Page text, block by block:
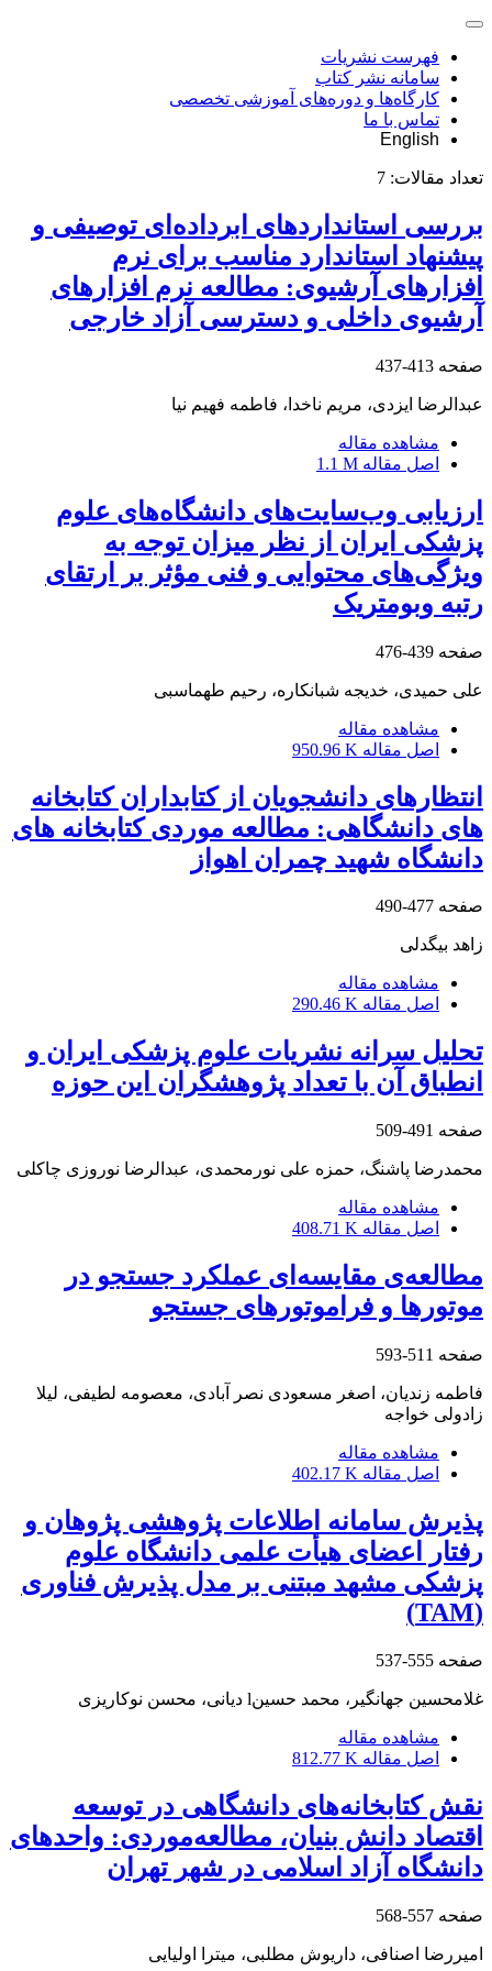
فهرست نشریات
سامانه نشر کتاب
کارگاه‌ها و دوره‌های آموزشی تخصصی
تماس با ما
English
تعداد مقالات: 7
بررسی استانداردهای ابرداده‌ای توصیفی و
پیشنهاد استاندارد مناسب برای نرم
افزارهای آرشیوی: مطالعه نرم افزارهای
آرشیوی داخلی و دسترسی آزاد خارجی
صفحه 413-437
عبدالرضا ایزدی، مریم ناخدا، فاطمه فهیم نیا
مشاهده مقاله
اصل مقاله 1.1 M
ارزیابی وب‌سایت‌های دانشگاه‌های علوم
پزشکی ایران از نظر میزان توجه به
ویژگی‌های محتوایی و فنی مؤثر بر ارتقای
رتبه وبومتریک
صفحه 439-476
علی حمیدی، خدیجه شبانکاره، رحیم طهماسبی
مشاهده مقاله
اصل مقاله 950.96 K
انتظارهای دانشجویان از کتابداران کتابخانه
های دانشگاهی: مطالعه موردی کتابخانه های
دانشگاه شهید چمران اهواز
صفحه 477-490
زاهد بیگدلی
مشاهده مقاله
اصل مقاله 290.46 K
تحلیل سرانه نشریات علوم پزشکی ایران و
انطباق آن با تعداد پژوهشگران این حوزه
صفحه 491-509
محمدرضا پاشنگ، حمزه علی نورمحمدی، عبدالرضا نوروزی چاکلی
مشاهده مقاله
اصل مقاله 408.71 K
مطالعه‌ی مقایسه‌ای عملکرد جستجو در
موتورها و فراموتورهای جستجو
صفحه 511-593
فاطمه زندیان، اصغر مسعودی نصر آبادی، معصومه لطیفی، لیلا
زادولی خواجه
مشاهده مقاله
اصل مقاله 402.17 K
پذیرش سامانه اطلاعات پژوهشی پژوهان و
رفتار اعضای هیأت علمی دانشگاه علوم
پزشکی مشهد مبتنی بر مدل پذیرش فناوری
(TAM)
صفحه 555-537
غلامحسین جهانگیر، محمد حسینl دیانی، محسن نوکاریزی
مشاهده مقاله
اصل مقاله 812.77 K
نقش کتابخانه‌های دانشگاهی در توسعه
اقتصاد دانش بنیان، مطالعه‌موردی: واحدهای
دانشگاه آزاد اسلامی در شهر تهران
صفحه 557-568
امیررضا اصنافی، داریوش مطلبی، میترا اولیایی